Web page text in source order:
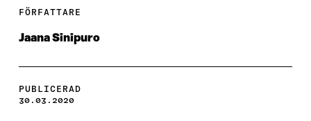
FÖRFATTARE
Jaana Sinipuro
PUBLICERAD
30.03.2020